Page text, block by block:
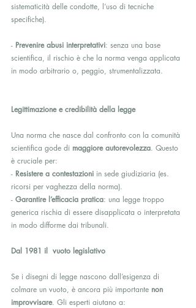
sistematicità delle condotte, l’uso di tecniche
specifiche).
- Prevenire abusi interpretativi: senza una base
scientifica, il rischio è che la norma venga applicata
in modo arbitrario o, peggio, strumentalizzata.
Legittimazione e credibilità della legge
Una norma che nasce dal confronto con la comunità
scientifica gode di maggiore autorevolezza. Questo
è cruciale per:
- Resistere a contestazioni in sede giudiziaria (es.
ricorsi per vaghezza della norma).
- Garantire l’efficacia pratica: una legge troppo
generica rischia di essere disapplicata o interpretata
in modo difforme dai tribunali.
Dal 1981 il  vuoto legislativo
Se i disegni di legge nascono dall’esigenza di
colmare un vuoto, è ancora più importante non
improvvisare. Gli esperti aiutano a: